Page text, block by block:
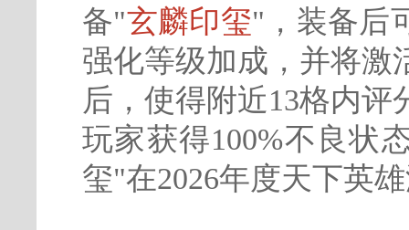
备"玄麟印玺"，装备后
强化等级加成，并将激
后，使得附近13格内评
玩家获得100%不良状
玺"在2026年度天下英